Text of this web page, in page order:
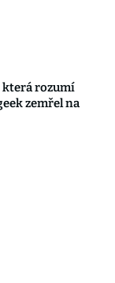
která rozumí
zemřel na